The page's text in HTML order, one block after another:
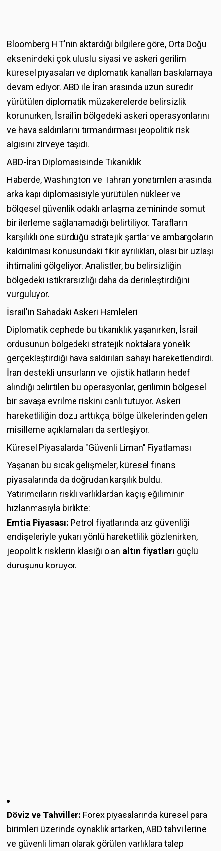
Bloomberg HT'nin aktardığı bilgilere göre, Orta Doğu
eksenindeki çok uluslu siyasi ve askeri gerilim
küresel piyasaları ve diplomatik kanalları baskılamaya
devam ediyor. ABD ile İran arasında uzun süredir
yürütülen diplomatik müzakerelerde belirsizlik
korunurken, İsrail’in bölgedeki askeri operasyonlarını
ve hava saldırılarını tırmandırması jeopolitik risk
algısını zirveye taşıdı.
ABD-İran Diplomasisinde Tıkanıklık
Haberde, Washington ve Tahran yönetimleri arasında
arka kapı diplomasisiyle yürütülen nükleer ve
bölgesel güvenlik odaklı anlaşma zemininde somut
bir ilerleme sağlanamadığı belirtiliyor. Tarafların
karşılıklı öne sürdüğü stratejik şartlar ve ambargoların
kaldırılması konusundaki fikir ayrılıkları, olası bir uzlaşı
ihtimalini gölgeliyor. Analistler, bu belirsizliğin
bölgedeki istikrarsızlığı daha da derinleştirdiğini
vurguluyor.
İsrail'in Sahadaki Askeri Hamleleri
Diplomatik cephede bu tıkanıklık yaşanırken, İsrail
ordusunun bölgedeki stratejik noktalara yönelik
gerçekleştirdiği hava saldırıları sahayı hareketlendirdi.
İran destekli unsurların ve lojistik hatların hedef
alındığı belirtilen bu operasyonlar, gerilimin bölgesel
bir savaşa evrilme riskini canlı tutuyor. Askeri
hareketliliğin dozu arttıkça, bölge ülkelerinden gelen
misilleme açıklamaları da sertleşiyor.
Küresel Piyasalarda "Güvenli Liman" Fiyatlaması
Yaşanan bu sıcak gelişmeler, küresel finans
piyasalarında da doğrudan karşılık buldu.
Yatırımcıların riskli varlıklardan kaçış eğiliminin
hızlanmasıyla birlikte:
Emtia Piyasası: Petrol fiyatlarında arz güvenliği
endişeleriyle yukarı yönlü hareketlilik gözlenirken,
jeopolitik risklerin klasiği olan altın fiyatları güçlü
duruşunu koruyor.
Döviz ve Tahviller: Forex piyasalarında küresel para
birimleri üzerinde oynaklık artarken, ABD tahvillerine
ve güvenli liman olarak görülen varlıklara talep